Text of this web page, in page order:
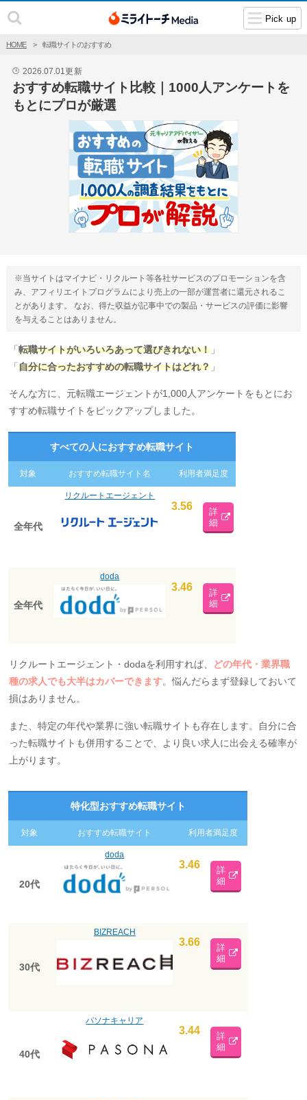
Pick up
HOME 転職サイトのおすすめ
🕒 2026.07.01更新
おすすめ転職サイト比較｜1000人アンケートを
もとにプロが厳選
※当サイトはマイナビ・リクルート等各社サービスのプロモーションを含
み、アフィリエイトプログラムにより売上の一部が運営者に還元されるこ
とがあります。 なお、得た収益が記事中での製品・サービスの評価に影響
を与えることはありません。
「転職サイトがいろいろあって選びきれない！ 」
「自分に合ったおすすめの転職サイトはどれ？ 」
そんな方に、元転職エージェントが1,000人アンケートをもとにお
すすめ転職サイトをピックアップしました。
すべての人におすすめ転職サイト
対象 おすすめ転職サイト名 利用者満足度
全年代
リクルートエージェント
3.56
詳
細
全年代
doda
3.46
詳
細
リクルートエージェント・dodaを利用すれば、 どの年代・業界職
種の求人でも大半はカバーできます。悩んだらまず登録しておいて
損はありません。
また、特定の年代や業界に強い転職サイトも存在します。自分に合
った転職サイトも併用することで、より良い求人に出会える確率が
上がります。
特化型おすすめ転職サイト
対象 おすすめ転職サイト 利用者満足度
20代
doda
3.46
詳
細
30代
BIZREACH
3.66
詳
細
40代
パソナキャリア
3.44
詳
細